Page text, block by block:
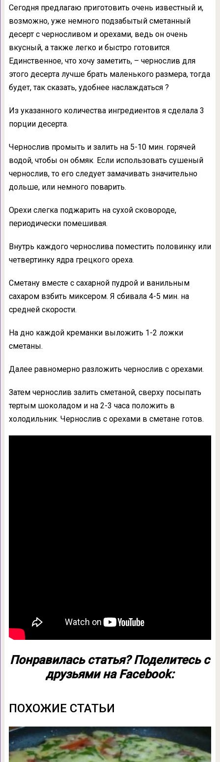
Сегодня предлагаю приготовить очень известный и,
возможно, уже немного подзабытый сметанный
десерт с черносливом и орехами, ведь он очень
вкусный, а также легко и быстро готовится.
Единственное, что хочу заметить, – чернослив для
этого десерта лучше брать маленького размера, тогда
будет, так сказать, удобнее наслаждаться ?
Из указанного количества ингредиентов я сделала 3
порции десерта.
Чернослив промыть и залить на 5-10 мин. горячей
водой, чтобы он обмяк. Если использовать сушеный
чернослив, то его следует замачивать значительно
дольше, или немного поварить.
Орехи слегка поджарить на сухой сковороде,
периодически помешивая.
Внутрь каждого чернослива поместить половинку или
четвертинку ядра грецкого ореха.
Сметану вместе с сахарной пудрой и ванильным
сахаром взбить миксером. Я сбивала 4-5 мин. на
средней скорости.
На дно каждой креманки выложить 1-2 ложки
сметаны.
Далее равномерно разложить чернослив с орехами.
Затем чернослив залить сметаной, сверху посыпать
тертым шоколадом и на 2-3 часа положить в
холодильник. Чернослив с орехами в сметане готов.
Понравилась статья? Поделитесь с
друзьями на Facebook:
ПОХОЖИЕ СТАТЬИ